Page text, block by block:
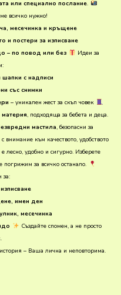
или специално послание.
всичко нужно!
месечинка и кръщене
и постери за изписване
– по повод или без
Идеи за
шапки с надписи
със снимки
– уникален жест за скъп човек
, подходяща за бебета и деца.
мастила, безопасни за
внимание към качеството, удобството
е лесно, удобно и сигурно. Изберете
погрижим за всичко останало.
за:
имен ден
месечинка
Създайте спомен, а не просто
– Ваша лична и неповторима.